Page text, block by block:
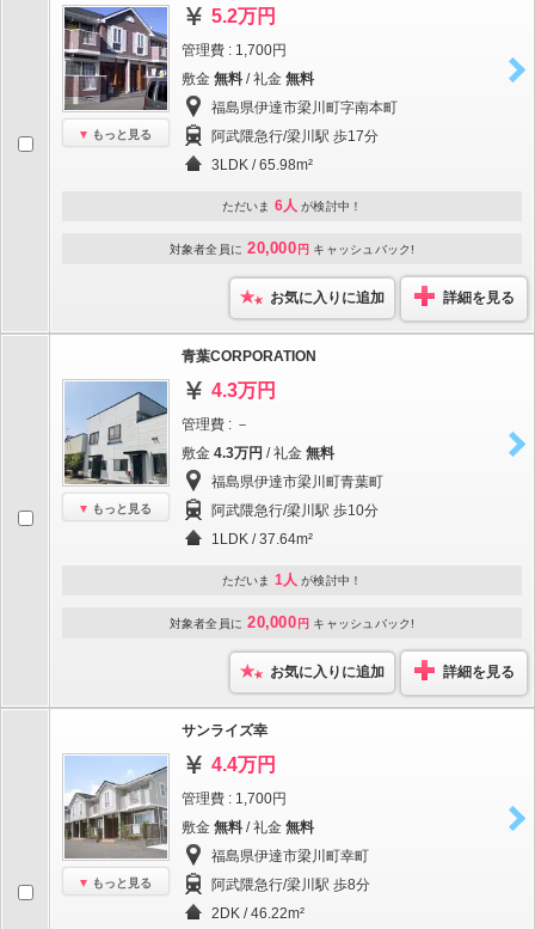
もっと見る
5.2万円
管理費 : 1,700円
敷金 無料 / 礼金 無料
福島県伊達市梁川町字南本町
阿武隈急行/梁川駅 歩17分
3LDK / 65.98m²
ただいま 6人 が検討中！
対象者全員に 20,000 円 キャッシュバック!
お気に入りに追加 詳細を見る
もっと見る
青葉CORPORATION
4.3万円
管理費 : －
敷金 4.3万円 / 礼金 無料
福島県伊達市梁川町青葉町
阿武隈急行/梁川駅 歩10分
1LDK / 37.64m²
ただいま 1人 が検討中！
対象者全員に 20,000 円 キャッシュバック!
お気に入りに追加 詳細を見る
もっと見る
サンライズ幸
4.4万円
管理費 : 1,700円
敷金 無料 / 礼金 無料
福島県伊達市梁川町幸町
阿武隈急行/梁川駅 歩8分
2DK / 46.22m²